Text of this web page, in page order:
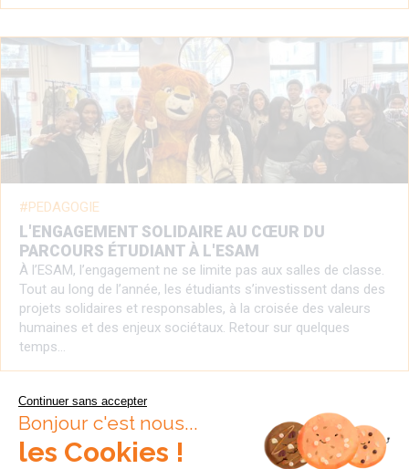
PEDAGOGIE
L'ENGAGEMENT SOLIDAIRE AU CŒUR DU
PARCOURS ÉTUDIANT À L'ESAM
À l’ESAM, l’engagement ne se limite pas aux salles de classe.
Tout au long de l’année, les étudiants s’investissent dans des
projets solidaires et responsables, à la croisée des valeurs
humaines et des enjeux sociétaux. Retour sur quelques
temps…
Continuer sans accepter
Bonjour c'est nous...
les Cookies !